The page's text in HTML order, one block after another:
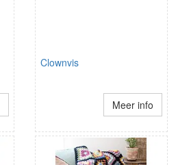
Clownvis
Meer info